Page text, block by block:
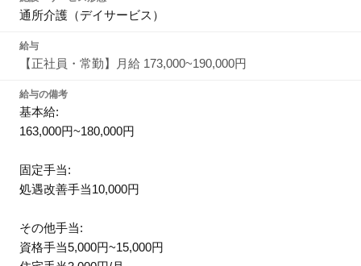
通所介護（デイサービス）
給与
【正社員・常勤】月給 173,000~190,000円
給与の備考
基本給:
163,000円~180,000円
固定手当:
処遇改善手当10,000円
その他手当:
資格手当5,000円~15,000円